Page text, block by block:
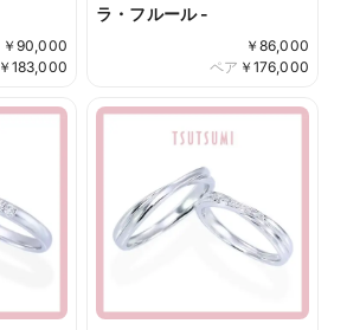
￥ 90,000
￥ 183,000
ラ・フルール -
￥ 86,000
￥ 176,000
ペア